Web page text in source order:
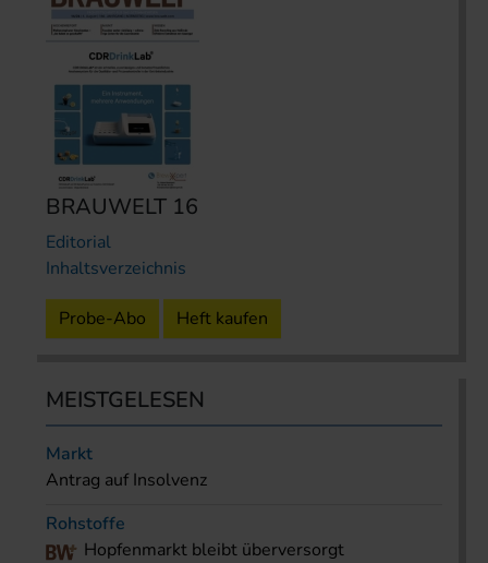
BRAUWELT 16
Editorial
Inhaltsverzeichnis
Probe-Abo Heft kaufen
MEISTGELESEN
Markt
Antrag auf Insolvenz
Rohstoffe
Hopfenmarkt bleibt überversorgt